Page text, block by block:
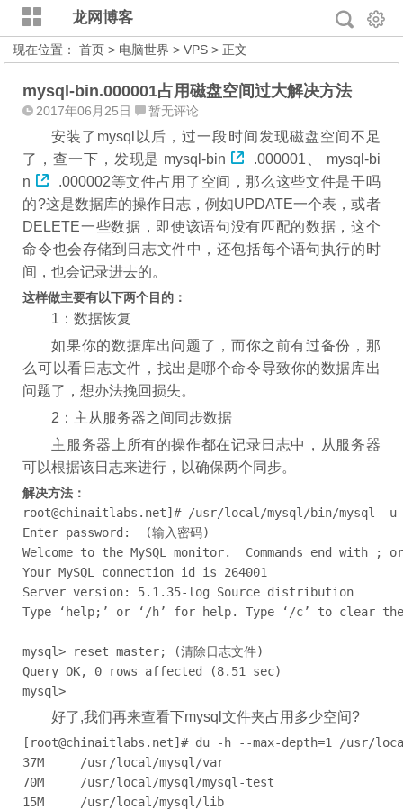
龙网博客
现在位置：首页 > 电脑世界 >VPS > 正文
mysql-bin.000001占用磁盘空间过大解决方法
2017年06月25日 暂无评论
安装了mysql以后，过一段时间发现磁盘空间不足
了，查一下，发现是 mysql-bin .000001、 mysql-bi
n
.000002等文件占用了空间，那么这些文件是干吗
的?这是数据库的操作日志，例如UPDATE一个表，或者
DELETE一些数据，即使该语句没有匹配的数据，这个
命令也会存储到日志文件中，还包括每个语句执行的时
间，也会记录进去的。
这样做主要有以下两个目的：
1：数据恢复
如果你的数据库出问题了，而你之前有过备份，那
么可以看日志文件，找出是哪个命令导致你的数据库出
问题了，想办法挽回损失。
2：主从服务器之间同步数据
主服务器上所有的操作都在记录日志中，从服务器
可以根据该日志来进行，以确保两个同步。
解决方法：
root@chinaitlabs.net]# /usr/local /mysql/bin/mysql -
Enter password:  (输入密码)
Welcome to the MySQL monitor.  Commands end with ;
Your MySQL connection id is
264001
Server version: 5.1 . 35
Type ‘help;’ or ‘/h’ for help. Type ‘/c’ to clear
mysql> reset master; (清除日志文件)
Query OK, 0 rows affected (8.51
sec)
mysql>
好了,我们再来查看下mysql文件夹占用多少空间?
[ root@chinaitlabs.net]# du -h --max-depth=1 /usr/
37M /usr/local /mysql/
70M /usr/local /mysql/my
15M /usr/local /mysql/